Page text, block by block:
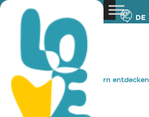
DE
You are here: Home »Zypern entdecken
FRESHA
FRESHA